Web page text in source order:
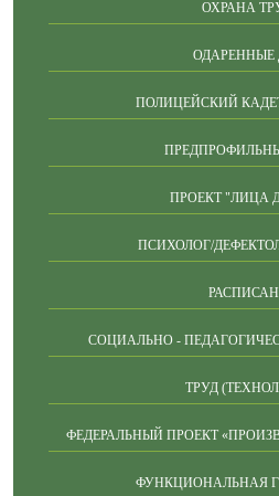
ОХРАНА
ОДАРЕННЫЕ
ПОЛИЦЕЙСКИЙ
ПРОЕКТ "ЛИЦА
ПСИХОЛОГ/
СОЦИАЛЬНО -
ТРУД
ФЕДЕРАЛЬНЫЙ ПРОЕКТ
ФУНКЦИОНАЛЬНАЯ